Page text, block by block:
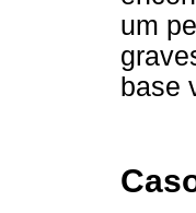
um
base